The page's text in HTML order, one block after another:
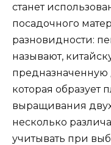
станет
посадочного
разновидности:
называют,
предназначенную
которая образует
выращивания
несколько
учитывать при